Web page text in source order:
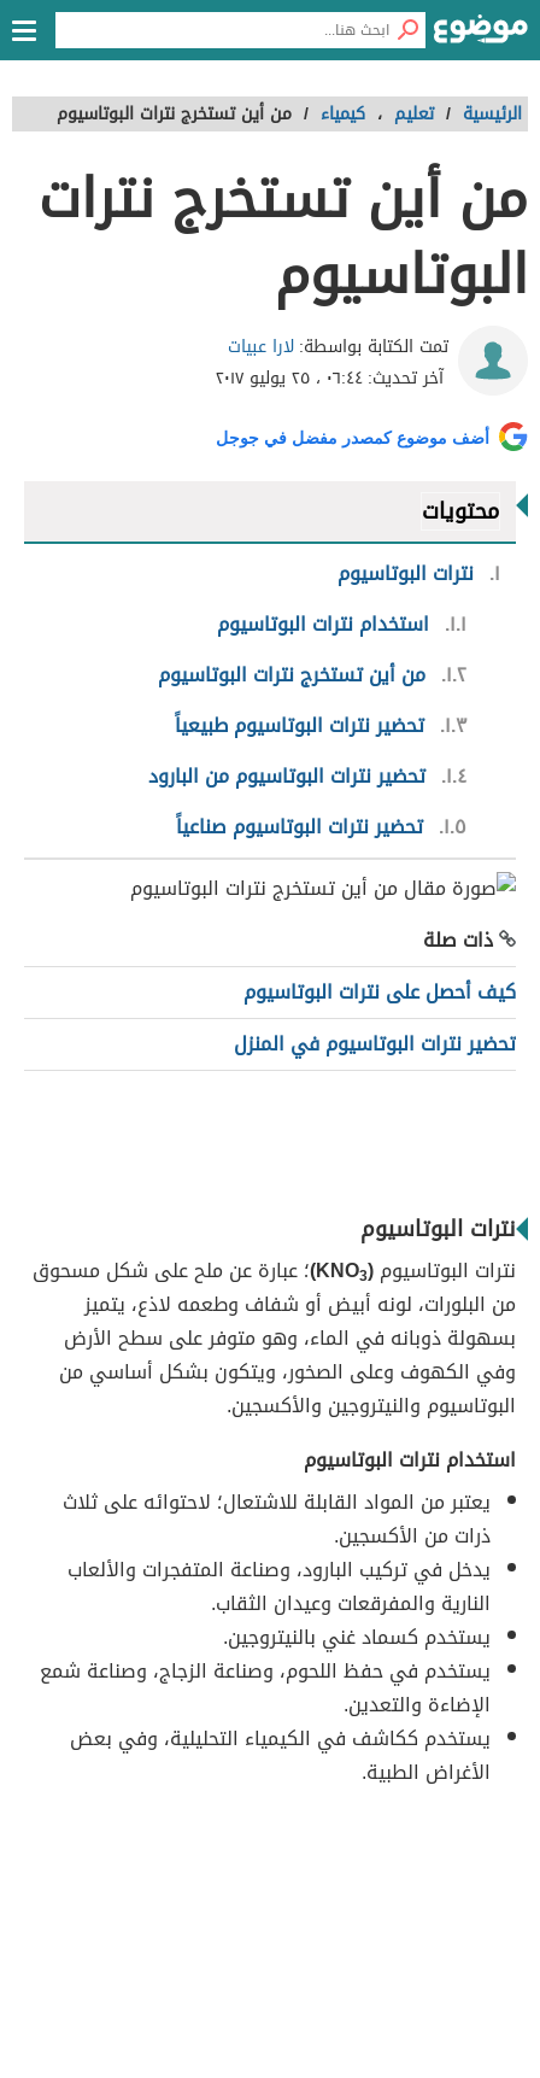
الرئيسية / تعليم ، كيمياء / من أين تستخرج نترات البوتاسيوم
من أين تستخرج نترات
البوتاسيوم
تمت الكتابة بواسطة:لارا عبيات
آخر تحديث:٠٦:٤٤ ، ٢٥ يوليو ٢٠١٧
أضف موضوع كمصدر مفضل في جوجل
محتويات
١ نترات البوتاسيوم
١.١
استخدام نترات البوتاسيوم
١.٢ من أين تستخرج نترات البوتاسيوم
١.٣ تحضير نترات البوتاسيوم طبيعياً
١.٤ تحضير نترات البوتاسيوم من البارود
١.٥ تحضير نترات البوتاسيوم صناعياً
ذات صلة
كيف أحصل على نترات البوتاسيوم
تحضير نترات البوتاسيوم في المنزل
نترات البوتاسيوم
نترات البوتاسيوم(KNO
3
)؛ عبارة عن ملح على شكل مسحوق
من البلورات، لونه أبيض أو شفاف وطعمه لاذع، يتميز
بسهولة ذوبانه في الماء، وهو متوفر على سطح الأرض
وفي الكهوف وعلى الصخور، ويتكون بشكل أساسي من
البوتاسيوم والنيتروجين والأكسجين.
استخدام نترات البوتاسيوم
يعتبر من المواد القابلة للاشتعال؛ لاحتوائه على ثلاث
ذرات من الأكسجين.
يدخل في تركيب البارود، وصناعة المتفجرات والألعاب
النارية والمفرقعات وعيدان الثقاب.
يستخدم كسماد غني بالنيتروجين.
يستخدم في حفظ اللحوم، وصناعة الزجاج، وصناعة شمع
الإضاءة والتعدين.
يستخدم ككاشف في الكيمياء التحليلية، وفي بعض
الأغراض الطبية.